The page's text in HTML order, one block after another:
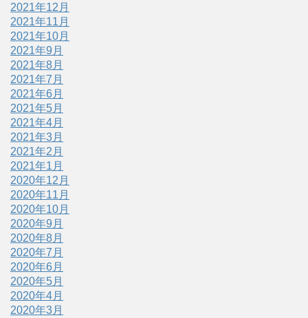
2021年12月
2021年11月
2021年10月
2021年9月
2021年8月
2021年7月
2021年6月
2021年5月
2021年4月
2021年3月
2021年2月
2021年1月
2020年12月
2020年11月
2020年10月
2020年9月
2020年8月
2020年7月
2020年6月
2020年5月
2020年4月
2020年3月